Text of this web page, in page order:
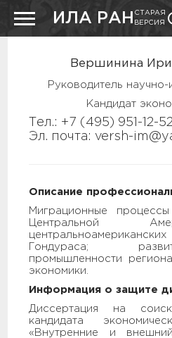
ИЛА РАН
СТАРАЯ
ВЕРСИЯ
Вершинина
Руководитель научно-
Кандидат
Тел.: +7 (495) 951-12-52
Эл. почта: versh-
Описание
Миграционные
Центральной
Гондураса;
промышленности
экономики.
Информация о защите
Диссертация на
кандидата
«Внутренние и